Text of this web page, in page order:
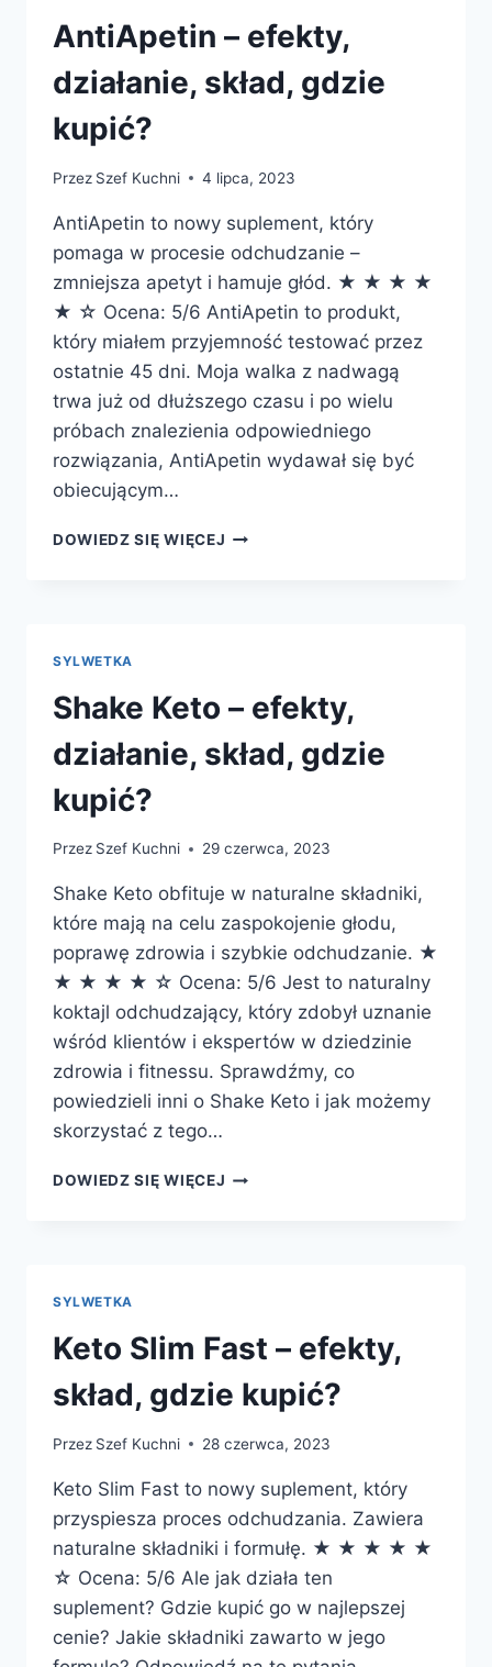
AntiApetin – efekty,
działanie, skład, gdzie
kupić?
Przez Szef Kuchni 4 lipca, 2023
AntiApetin to nowy suplement, który
pomaga w procesie odchudzanie –
zmniejsza apetyt i hamuje głód. ★ ★ ★ ★
★ ☆ Ocena: 5/6 AntiApetin to produkt,
który miałem przyjemność testować przez
ostatnie 45 dni. Moja walka z nadwagą
trwa już od dłuższego czasu i po wielu
próbach znalezienia odpowiedniego
rozwiązania, AntiApetin wydawał się być
obiecującym…
DOWIEDZ SIĘ WIĘCEJ ANTIAPETIN
SYLWETKA
Shake Keto – efekty,
działanie, skład, gdzie
kupić?
Przez Szef Kuchni 29 czerwca, 2023
Shake Keto obfituje w naturalne składniki,
które mają na celu zaspokojenie głodu,
poprawę zdrowia i szybkie odchudzanie. ★
★ ★ ★ ★ ☆ Ocena: 5/6 Jest to naturalny
koktajl odchudzający, który zdobył uznanie
wśród klientów i ekspertów w dziedzinie
zdrowia i fitnessu. Sprawdźmy, co
powiedzieli inni o Shake Keto i jak możemy
skorzystać z tego…
DOWIEDZ SIĘ WIĘCEJ SHAKE
KUPIĆ?
SYLWETKA
Keto Slim Fast – efekty,
skład, gdzie kupić?
Przez Szef Kuchni 28 czerwca, 2023
Keto Slim Fast to nowy suplement, który
przyspiesza proces odchudzania. Zawiera
naturalne składniki i formułę. ★ ★ ★ ★ ★
☆ Ocena: 5/6 Ale jak działa ten
suplement? Gdzie kupić go w najlepszej
cenie? Jakie składniki zawarto w jego